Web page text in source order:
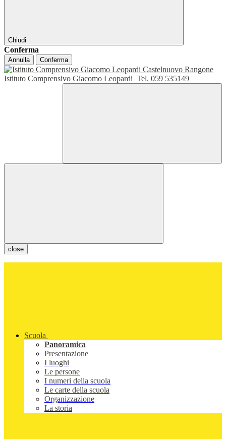
Chiudi
Conferma
Annulla Conferma
Istituto Comprensivo Giacomo Leopardi Tel. 059 535149
close
Scuola
Panoramica
Presentazione
I luoghi
Le persone
I numeri della scuola
Le carte della scuola
Organizzazione
La storia